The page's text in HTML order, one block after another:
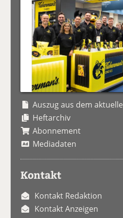
Auszug aus dem
Heftarchiv
Abonnement
Mediadaten
Kontakt
Kontakt Redaktion
Kontakt Anzeigen